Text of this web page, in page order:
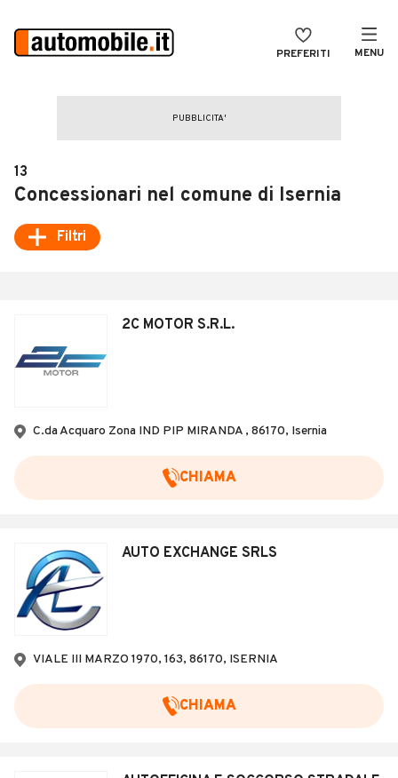
PREFERITI MENU
Auto Km 0
Auto Nuove
Camper
Concessionari
ACCEDI
13
Concessionari nel comune di Isernia
Filtri
2C MOTOR S.R.L.
C.da Acquaro Zona IND PIP MIRANDA , 86170, Isernia
CHIAMA
AUTO EXCHANGE SRLS
VIALE III MARZO 1970, 163, 86170, ISERNIA
CHIAMA